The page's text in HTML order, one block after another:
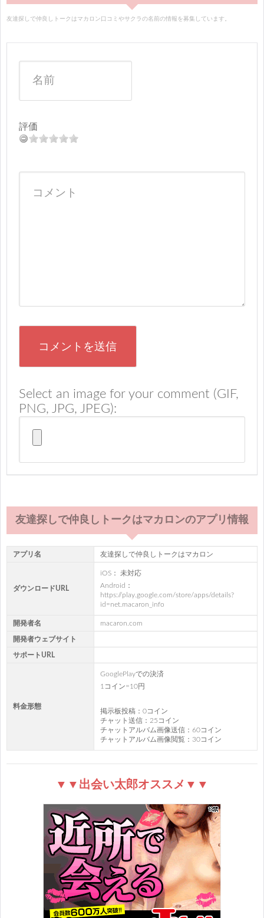
友達探しで仲良しトークはマカロン口コミやサクラの名前の情報を募集しています。
評価
Select an image for your comment (GIF,
PNG, JPG, JPEG):
友達探しで仲良しトークはマカロンのアプリ情報
アプリ名 友達探しで仲良しトークはマカロン
ダウンロードURL
iOS： 未対応
Android：
https://play.google.com/store/apps/details?
id=net.macaron_info
開発者名 macaron.com
開発者ウェブサイト
サポートURL
料金形態
GooglePlayでの決済
1コイン=10円
掲示板投稿：0コイン
チャット送信：25コイン
チャットアルバム画像送信：60コイン
チャットアルバム画像閲覧：30コイン
▼▼出会い太郎オススメ▼▼